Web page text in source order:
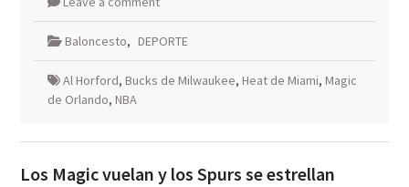
Baloncesto, DEPORTE
Al Horford, Bucks de Milwaukee, Heat de Miami, Magic
de Orlando, NBA
Los Magic vuelan y los Spurs se estrellan